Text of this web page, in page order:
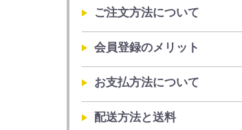
ご注文方法について
会員登録のメリット
お支払方法について
配送方法と送料